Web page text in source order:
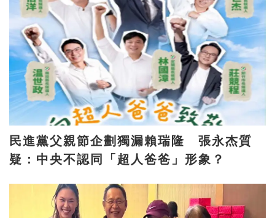
民進黨父親節企劃獨漏賴瑞隆 張永杰質
疑：中央不認同「超人爸爸」形象？